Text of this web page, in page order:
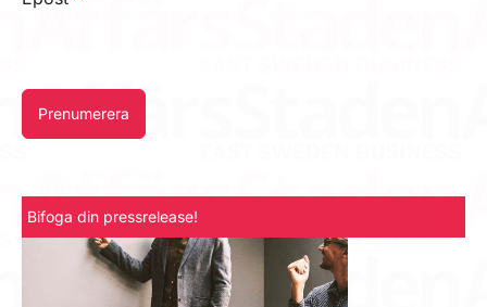
Prenumerera
Bifoga din pressrelease!